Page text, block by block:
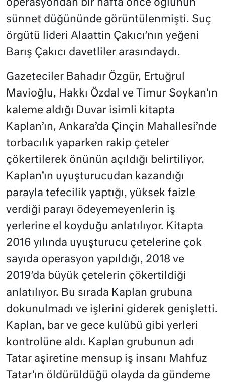
operasyondan bir hafta önce oğlunun
sünnet düğününde görüntülenmişti. Suç
örgütü lideri Alaattin Çakıcı’nın yeğeni
Barış Çakıcı davetliler arasındaydı.
Gazeteciler Bahadır Özgür, Ertuğrul
Mavioğlu, Hakkı Özdal ve Timur Soykan’ın
kaleme aldığı Duvar isimli kitapta
Kaplan’ın, Ankara’da Çinçin Mahallesi’nde
torbacılık yaparken rakip çeteler
çökertilerek önünün açıldığı belirtiliyor.
Kaplan’ın uyuşturucudan kazandığı
parayla tefecilik yaptığı, yüksek faizle
verdiği parayı ödeyemeyenlerin iş
yerlerine el koyduğu anlatılıyor. Kitapta
2016 yılında uyuşturucu çetelerine çok
sayıda operasyon yapıldığı, 2018 ve
2019’da büyük çetelerin çökertildiği
anlatılıyor. Bu sırada Kaplan grubuna
dokunulmadı ve işlerini giderek genişletti.
Kaplan, bar ve gece kulübü gibi yerleri
kontrolüne aldı. Kaplan grubunun adı
Tatar aşiretine mensup iş insanı Mahfuz
Tatar’ın öldürüldüğü olayda da gündeme